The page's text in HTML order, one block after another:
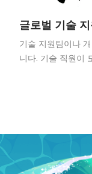
글로벌 기술 지
기술 지원팀이나
니다. 기술 직원이